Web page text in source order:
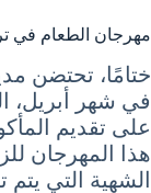
مهرجان الطعام في
ختامًا، تحتضن
في شهر أبريل،
على تقديم
هذا المهرجان
الشهية التي